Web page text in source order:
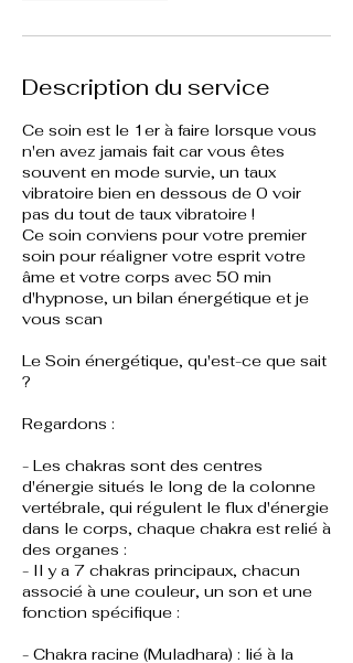
Description du service
Ce soin est le 1er à faire lorsque vous
n'en avez jamais fait car vous êtes
souvent en mode survie, un taux
vibratoire bien en dessous de 0 voir
pas du tout de taux vibratoire !
Ce soin conviens pour votre premier
soin pour réaligner votre esprit votre
âme et votre corps avec 50 min
d'hypnose, un bilan énergétique et je
vous scan
Le Soin énergétique, qu'est-ce que sait
?
Regardons :
- Les chakras sont des centres
d'énergie situés le long de la colonne
vertébrale, qui régulent le flux d'énergie
dans le corps, chaque chakra est relié à
des organes :
- Il y a 7 chakras principaux, chacun
associé à une couleur, un son et une
fonction spécifique :
- Chakra racine (Muladhara) : lié à la